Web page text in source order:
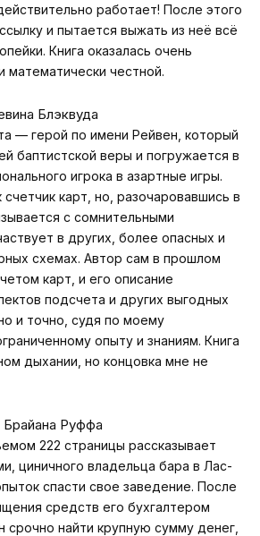
работает! После этого
и пытается выжать из неё всё
Книга оказалась очень
математически честной.
Блэквуда
— герой по имени Рейвен, который
баптистской веры и погружается в
игрока в азартные игры.
счетчик карт, но, разочаровавшись в
с сомнительными
в других, более опасных и
схемах. Автор сам в прошлом
карт, и его описание
подсчета и других выгодных
и точно, судя по моему
опыту и знаниям. Книга
дыхании, но концовка мне не
Брайана Руффа
222 страницы рассказывает
циничного владельца бара в Лас-
спасти свое заведение. После
средств его бухгалтером
найти крупную сумму денег,